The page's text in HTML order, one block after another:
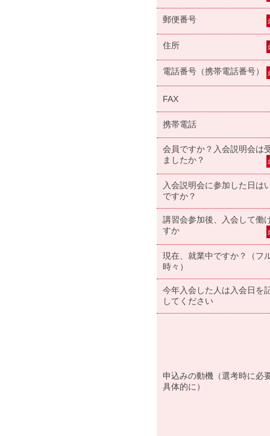
郵便番号
住所
電話番号（携帯電話番号）
FAX
携帯電話
会員ですか？入会説明会は
ましたか？
入会説明会に参加した日は
ですか？
講習会参加後、入会して働
すか
現在、就業中ですか？（フ
時々）
今年入会した人は入会日を
してください
申込みの動機（選考時に必
具体的に）